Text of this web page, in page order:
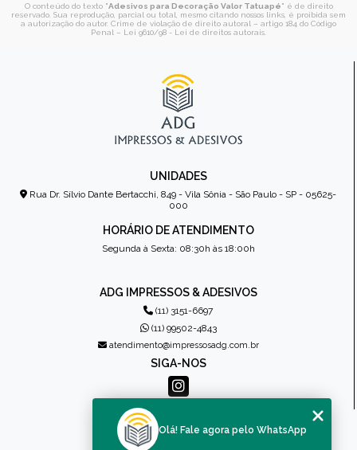
O conteúdo do texto "Adesivos para Decoração Valor Tatuapé" é de direito
reservado. Sua reprodução, parcial ou total, mesmo citando nossos links, é proibida sem
a autorização do autor. Crime de violação de direito autoral – artigo 184 do Código
Penal – Lei 9610/98 - Lei de direitos autorais
UNIDADES
Rua Dr. Sílvio Dante Bertacchi, 849 - Vila Sônia - São Paulo - SP - 05625-
000
HORÁRIO DE ATENDIMENTO
Segunda à Sexta: 08:30h às 18:00h
ADG IMPRESSOS & ADESIVOS
(11) 3151-6697
(11) 99502-4843
atendimento@impressosadg.com.br
SIGA-NOS
MENU
Olá! Fale agora pelo WhatsApp